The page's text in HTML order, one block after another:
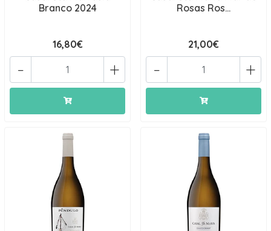
Branco 2024
16,80€
+
-
Rosas Ros...
21,00€
+
-